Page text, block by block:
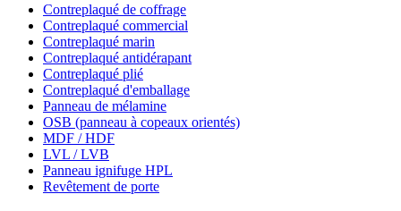
Contreplaqué de coffrage
Contreplaqué commercial
Contreplaqué marin
Contreplaqué antidérapant
Contreplaqué plié
Contreplaqué d'emballage
Panneau de mélamine
OSB (panneau à copeaux orientés)
MDF / HDF
LVL / LVB
Panneau ignifuge HPL
Revêtement de porte